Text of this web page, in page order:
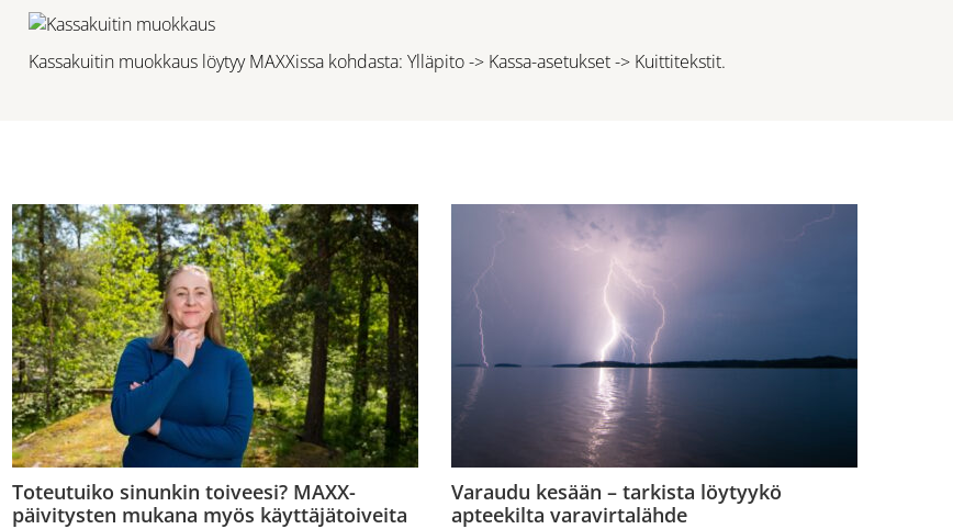
Kassakuitin muokkaus löytyy MAXXissa kohdasta: Ylläpito -> Kassa-asetukset -> Kuittitekstit.
Toteutuiko sinunkin toiveesi? MAXX-
päivitysten mukana myös käyttäjätoiveita
Varaudu kesään – tarkista löytyykö
apteekilta varavirtalähde